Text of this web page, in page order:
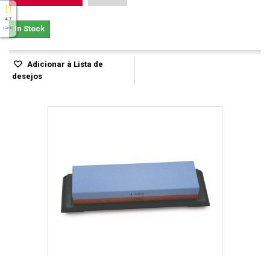
In Stock
Adicionar à Lista de
desejos
4.7
( On 5 )